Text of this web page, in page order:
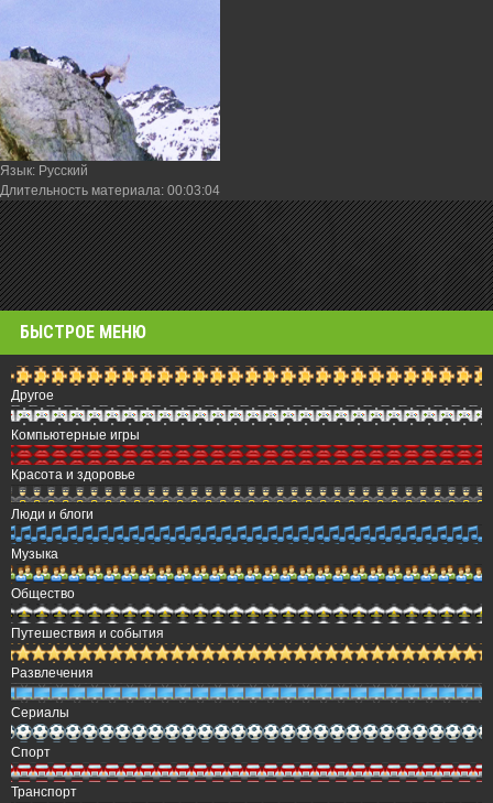
Язык: Русский
Длительность материала: 00:03:04
БЫСТРОЕ МЕНЮ
Другое
Компьютерные игры
Красота и здоровье
Люди и блоги
Музыка
Общество
Путешествия и события
Развлечения
Сериалы
Спорт
Транспорт